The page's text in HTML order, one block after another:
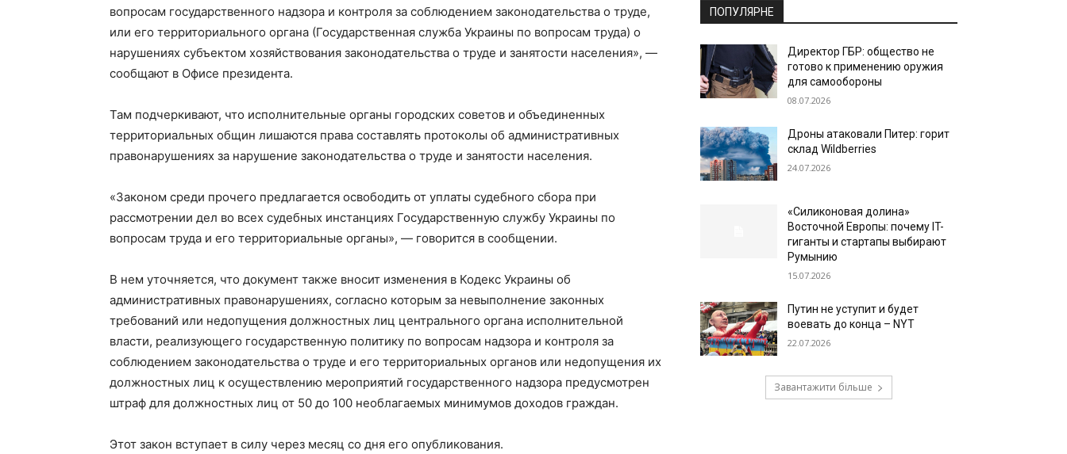
вопросам государственного надзора и контроля за соблюдением законодательства о труде,
или его территориального органа (Государственная служба Украины по вопросам труда) о
нарушениях субъектом хозяйствования законодательства о труде и занятости населения», —
сообщают в Офисе президента.
Там подчеркивают, что исполнительные органы городских советов и объединенных
территориальных общин лишаются права составлять протоколы об административных
правонарушениях за нарушение законодательства о труде и занятости населения.
«Законом среди прочего предлагается освободить от уплаты судебного сбора при
рассмотрении дел во всех судебных инстанциях Государственную службу Украины по
вопросам труда и его территориальные органы», — говорится в сообщении.
В нем уточняется, что документ также вносит изменения в Кодекс Украины об
административных правонарушениях, согласно которым за невыполнение законных
требований или недопущения должностных лиц центрального органа исполнительной
власти, реализующего государственную политику по вопросам надзора и контроля за
соблюдением законодательства о труде и его территориальных органов или недопущения их
должностных лиц к осуществлению мероприятий государственного надзора предусмотрен
штраф для должностных лиц от 50 до 100 необлагаемых минимумов доходов граждан.
Этот закон вступает в силу через месяц со дня его опубликования.
ПОПУЛЯРНЕ
Директор ГБР: общество не
готово к применению оружия
для самообороны
08.07.2026
Дроны атаковали Питер: горит
склад Wildberries
24.07.2026
«Силиконовая долина»
Восточной Европы: почему IT-
гиганты и стартапы выбирают
Румынию
15.07.2026
Путин не уступит и будет
воевать до конца – NYT
22.07.2026
Завантажити більше